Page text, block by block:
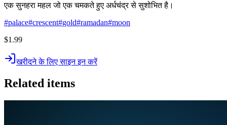
एक सुनहरा महल जो एक चमकते हुए अर्धचंद्र से सुशोभित है।
#palace#crescent#gold#ramadan#moon
$1.99
खरीदने के लिए साइन इन करें
Related items